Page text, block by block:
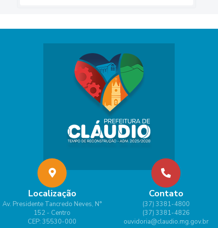
Localização
Av. Presidente Tancredo Neves, N°
152 - Centro
CEP: 35530-000
Contato
(37) 3381-4800
(37) 3381-4826
ouvidoria@claudio.mg.gov.br